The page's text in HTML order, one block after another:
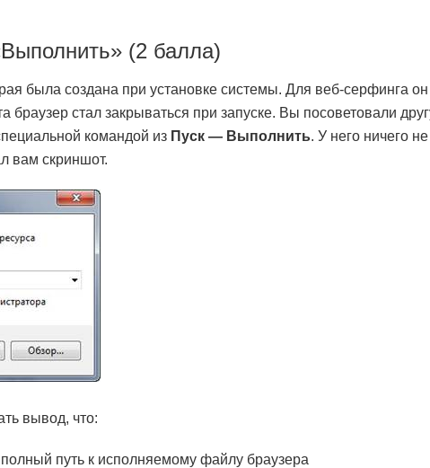
(2 балла)
была создана при установке системы. Для веб-серфинга он
браузер стал закрываться при запуске. Вы посоветовали
командой из Пуск — Выполнить. У него ничего не
вам скриншот.
вывод, что:
путь к исполняемому файлу браузера